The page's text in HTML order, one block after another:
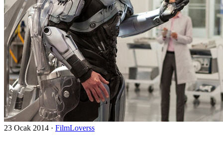
23 Ocak 2014 · FilmLoverss